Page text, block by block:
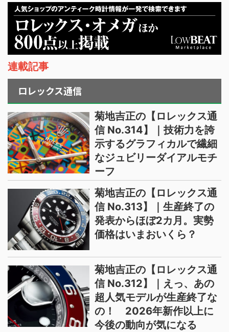
連載記事
ロレックス通信
菊地吉正の【ロレックス通
信 No.314】｜技術力を誇
示するグラフィカルで繊細
なジュビリーダイアルモチ
ーフ
菊地吉正の【ロレックス通
信 No.313】｜生産終了の
発表からほぼ2カ月。実勢
価格はいまおいくら？
菊地吉正の【ロレックス通
信 No.312】｜えっ、あの
超人気モデルが生産終了な
の！ 2026年新作以上に
今後の動向が気になる